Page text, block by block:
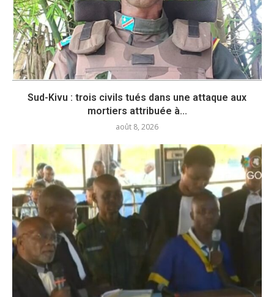
Sud-Kivu : trois civils tués dans une attaque aux
mortiers attribuée à...
août 8, 2026